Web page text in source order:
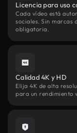
Licencia para uso
Cada vídeo está
sociales. Sin marcas
obligatoria.
Calidad 4K y HD
Elija 4K de alta
para un rendimiento